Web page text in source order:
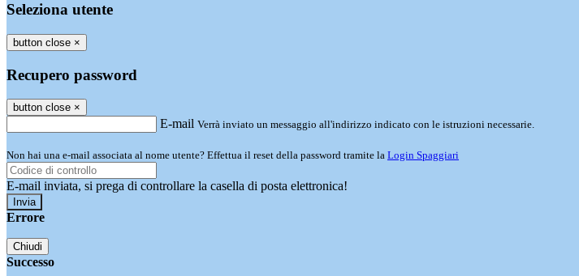
Seleziona utente
button close ×
Recupero password
button close ×
E-mail Verrà inviato un messaggio all'indirizzo indicato con le istruzioni necessarie.
Non hai una e-mail associata al nome utente? Effettua il reset della password tramite la Login Spaggiari
E-mail inviata, si prega di controllare la casella di posta elettronica!
Errore
Chiudi
Successo